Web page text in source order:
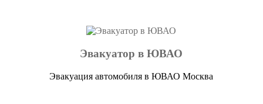
Эвакуатор в ЮВАО
Эвакуация автомобиля в ЮВАО Москва